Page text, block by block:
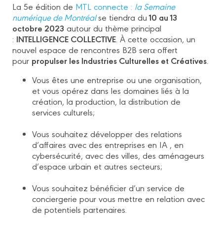
La 5e édition de MTL connecte : la Semaine
numérique de Montréalse tiendra du10 au 13
octobre 2023 autour du thème principal
: INTELLIGENCE COLLECTIVE . À cette occasion, un
nouvel espace de rencontres B2B sera offert
pour propulser les Industries Culturelles et Créatives
Vous êtes une entreprise ou une organisation,
et vous opérez dans les domaines liés à la
création, la production, la distribution de
services culturels;
Vous souhaitez développer des relations
d’affaires avec des entreprises en IA , en
cybersécurité, avec des villes, des aménageurs
d’espace urbain et autres secteurs;
Vous souhaitez bénéficier d’un service de
conciergerie pour vous mettre en relation avec
de potentiels partenaires.